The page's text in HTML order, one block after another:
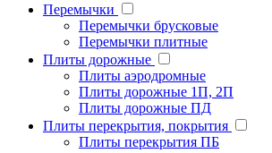
Перемычки
Перемычки брусковые
Перемычки плитные
Плиты дорожные
Плиты аэродромные
Плиты дорожные 1П, 2П
Плиты дорожные ПД
Плиты перекрытия, покрытия
Плиты перекрытия ПБ